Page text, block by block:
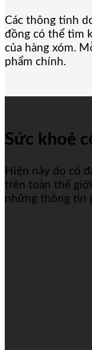
Các thông tinh
đồng có thể tìm
của hàng xóm.
phẩm chính.
Sức khoẻ
Hiện này do có
trên toàn thế
những thông tin